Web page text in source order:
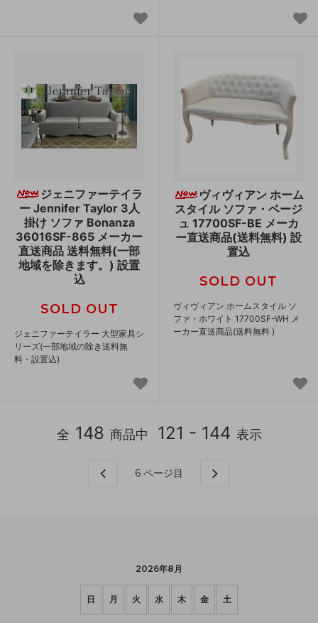
ジェニファーテイラ
ー Jennifer Taylor 3人
掛け ソファ Bonanza
36016SF-865 メーカー
直送商品 送料無料(一部
地域を除きます。) 設置
込
SOLD OUT
ジェニファーテイラー 大型家具シ
リーズ(一部地域の除き送料無
料・設置込)
ヴィヴィアン ホーム
スタイル ソファ・ベージ
ュ 17700SF-BE メーカ
ー直送商品(送料無料) 設
置込
SOLD OUT
ヴィヴィアン ホームスタイル ソ
ファ・ホワイト 17700SF-WH メ
ーカー直送商品(送料無料 )
全 148 商品中 121 - 144 表示
6 ページ目
2026年8月
日 月 火 水 木 金 土